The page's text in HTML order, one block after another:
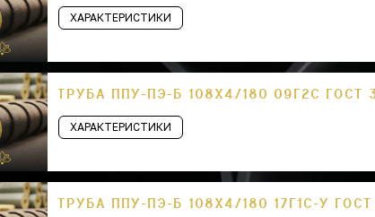
ХАРАКТЕРИСТИКИ
ТРУБА ППУ-ПЭ-Б 108Х4/180 09Г2С ГОСТ
ХАРАКТЕРИСТИКИ
ТРУБА ППУ-ПЭ-Б 108Х4/180 17Г1С-У